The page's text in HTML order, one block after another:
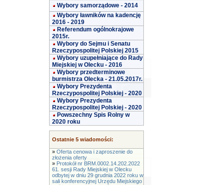
Wybory samorządowe - 2014
Wybory ławników na kadencję
2016 - 2019
Referendum ogólnokrajowe
2015r.
Wybory do Sejmu i Senatu
Rzeczypospolitej Polskiej 2015
Wybory uzupełniające do Rady
Miejskiej w Olecku - 2016
Wybory przedterminowe
burmistrza Olecka - 21.05.2017r.
Wybory Prezydenta
Rzeczypospolitej Polskiej - 2020
Wybory Prezydenta
Rzeczypospolitej Polskiej - 2020
Powszechny Spis Rolny w
2020 roku
Ostatnie 5 wiadomości:
» Oferta cenowa i zaproszenie do
złożenia oferty
» Protokół nr BRM.0002.14.202.2022
61. sesji Rady Miejskiej w Olecku
odbytej w dniu 29 grudnia 2022 roku w
sali konferencyjnej Urzędu Miejskiego